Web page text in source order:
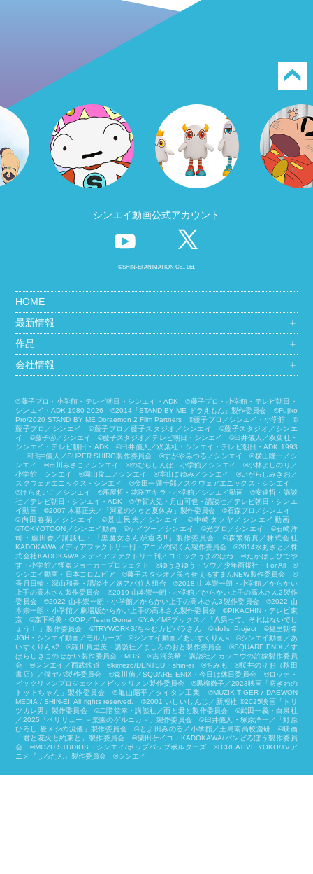
シンエイ動画公式アカウント
©SHIN-EI ANIMATION Co., Ltd.
HOME
最新情報
＋
作品
＋
会社情報
＋
©藤子プロ・小学館・テレビ朝日・シンエイ・ADK ©藤子プロ・小学館・テレビ朝日・
シンエイ・ADK 1980-2026 ©2014「STAND BY ME ドラえもん」製作委員会 ©Fujiko
Pro/2020 STAND BY ME Doraemon 2 Film Partners ©藤子プロ／シンエイ・小学館 ©
藤子プロ／シンエイ ©藤子プロ／藤子スタジオ／シンエイ ©藤子スタジオ／シンエ
イ ©藤子Ⓐ／シンエイ ©藤子スタジオ／テレビ朝日・シンエイ ©臼井儀人／双葉社・
シンエイ・テレビ朝日・ADK ©臼井儀人／双葉社・シンエイ・テレビ朝日・ADK 1993
ｰ ©臼井儀人／SUPER SHIRO製作委員会 ©すがやみつる／シンエイ ©横山隆一／シ
ンエイ ©市川みさこ／シンエイ ©のむらしんぼ・小学館／シンエイ ©小林よしのり／
小学館・シンエイ ©園山俊二／シンエイ ©室山まゆみ／シンエイ ©いがらしみきお／
スクウェアエニックス・シンエイ ©金田一蓮十郎／スクウェアエニックス・シンエイ
©けらえいこ／シンエイ ©雁屋哲・花咲アキラ・小学館／シンエイ動画 ©安達哲・講談
社／テレビ朝日・シンエイ・ADK ©伊賀大晃・月山可也・講談社／テレビ朝日・シンエ
イ動画 ©2007 木暮正夫／「河童のクゥと夏休み」製作委員会 ©石森プロ／シンエイ
©内田春菊／シンエイ ©景山民夫／シンエイ ©中崎タツヤ／シンエイ動画
©︎TOKYOTOON／シンエイ動画 ©ケイツー／シンエイ ©光プロ／シンエイ ©石崎洋
司・藤田香／講談社・「黒魔女さんが通る!!」製作委員会 ©森繁拓真／株式会社
KADOKAWA メディアファクトリー刊・アニメの関くん製作委員会 ©2014水あさと／株
式会社KADOKAWA メディアファクトリー刊／コミックうまのほね ©たかはしひでや
す・小学館／怪盗ジョーカープロジェクト ©ゆうきゆう・ソウ／少年画報社・For All ©
シンエイ動画・日本コロムビア ©藤子スタジオ／笑ゥせぇるすまんNEW製作委員会 ©
香月日輪・深山和香・講談社／妖アパ住人組合 ©2018 山本崇一朗・小学館／からかい
上手の高木さん製作委員会 ©2019 山本崇一朗・小学館／からかい上手の高木さん2製作
委員会 ©2022 山本崇一朗・小学館／からかい上手の高木さん3製作委員会 ©2022 山
本崇一朗・小学館／劇場版からかい上手の高木さん製作委員会 ©PIKACHIN・テレビ東
京 ©森下裕美・OOP／Team Goma ©Y.A／MFブックス／「八男って、それはないでし
ょう！ 」製作委員会 ©TRYWORKS/ち～むカピバラさん ©︎Idolls! Project ©見里朝希
JGH・シンエイ動画／モルカーズ ©シンエイ動画／あいすくりんs ©シンエイ動画／あ
いすくりんs2 ©羅川真里茂・講談社／ましろのおと製作委員会 ©SQUARE ENIX／す
ばらしきこのせかい製作委員会・MBS ©吉河美希・講談社／カッコウの許嫁製作委員
会 ©シンエイ／西武鉄道 ©kimezo/DENTSU・shin-ei ©ちみも ©桜井のりお（秋田
書店）／僕ヤバ製作委員会 ©森川侑／SQUARE ENIX・今日は休日委員会 ©ロッテ・
ビックリマンプロジェクト／ビックリメン製作委員会 ©黒柳徹子／2023映画「窓ぎわの
トットちゃん」製作委員会 ©亀山陽平／タイタン工業 ©MUZIK TIGER / DAEWON
MEDIA / SHIN-EI. All rights reserved. ©2001 いしいしんじ／新潮社 ©2025映画「トリ
ツカレ男」製作委員会 ©二階堂幸・講談社／雨と君と製作委員会 ©武田一義・白泉社
／2025「ペリリュー －楽園のゲルニカ－」製作委員会 ©臼井儀人・塚原洋一／「野原
ひろし 昼メシの流儀」製作委員会 ©とよ田みのる／小学館／王島南高校漫研 ©映画
「君と花火と約束と」製作委員会 ©柴⽥ケイコ・KADOKAWA/パンどろぼう製作委員
会 ©MOZU STUDIOS・シンエイ/ポップパップポルターズ © CREATIVE YOKO/TVア
ニメ『しろたん』製作委員会 ©シンエイ